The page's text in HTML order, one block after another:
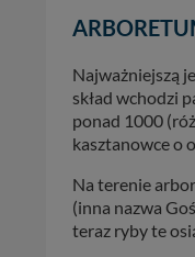
Najważniejszą
skład wchodzi
ponad 1000
kasztanowce o
Na terenie
(inna nazwa
teraz ryby te